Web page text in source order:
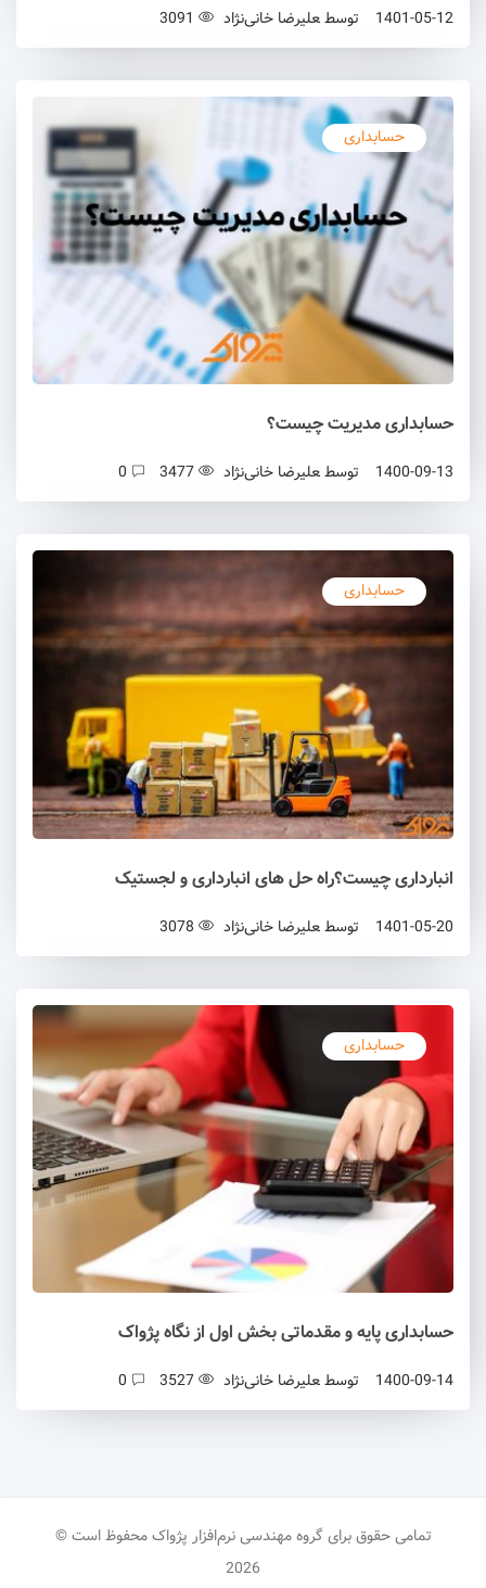
1401-05-12 توسط علیرضا خانی‌نژاد
حسابداری
حسابداری مدیریت چیست؟
1400-09-13 توسط علیرضا خانی‌نژاد
حسابداری
انبارداری چیست؟راه حل های انبارداری و لجستیک
1401-05-20 توسط علیرضا خانی‌نژاد
حسابداری
حسابداری پایه و مقدماتی بخش اول از نگاه پژواک
1400-09-14 توسط علیرضا خانی‌نژاد
تمامی حقوق برای گروه مهندسی نرم‌افزار پژواک محفوظ است ©
2026